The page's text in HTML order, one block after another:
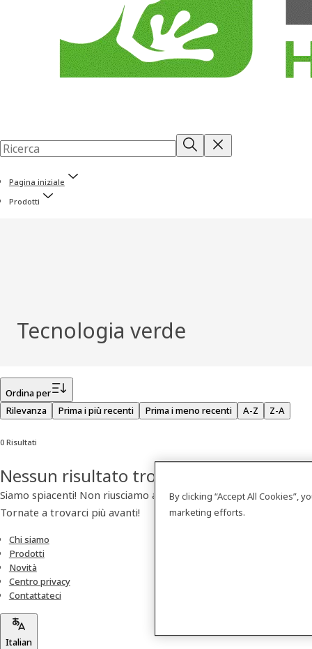
Pagina iniziale
Prodotti
Tecnologia verde
Ordina per
Rilevanza
Prima i più recenti Prima i meno recenti A-Z Z-A
0 Risultati
Nessun risultato trovato
Siamo spiacenti! Non riusciamo a trovare nessun prodotto.
Tornate a trovarci più avanti!
Chi siamo
Prodotti
Novità
Centro privacy
Contattateci
Italian
By clicking “Accept All Cookies”,
marketing efforts.